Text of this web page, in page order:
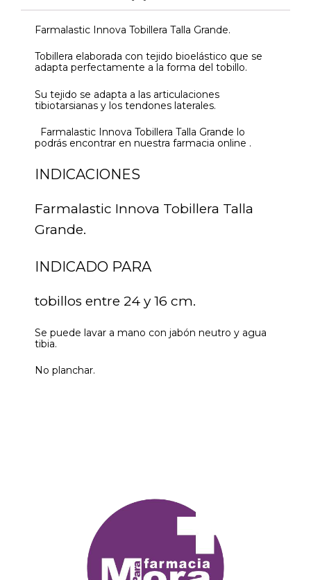
Farmalastic Innova Tobillera Talla Grande.
Tobillera elaborada con tejido bioelástico que se
adapta perfectamente a la forma del tobillo.
Su tejido se adapta a las articulaciones
tibiotarsianas y los tendones laterales.
Farmalastic Innova Tobillera Talla Grande lo
podrás encontrar en nuestra farmacia online .
INDICACIONES
Farmalastic Innova Tobillera Talla
Grande.
INDICADO PARA
tobillos entre 24 y 16 cm.
Se puede lavar a mano con jabón neutro y agua
tibia.
No planchar.